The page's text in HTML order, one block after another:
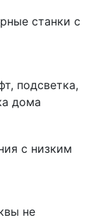
станки с
подсветка,
дома
с низким
не